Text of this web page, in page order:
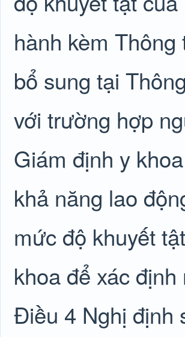
hành kèm
bổ sung tại
với trường hợp
Giám định y
khả năng lao
mức độ khuyết
khoa để xác
Điều 4 Nghị định